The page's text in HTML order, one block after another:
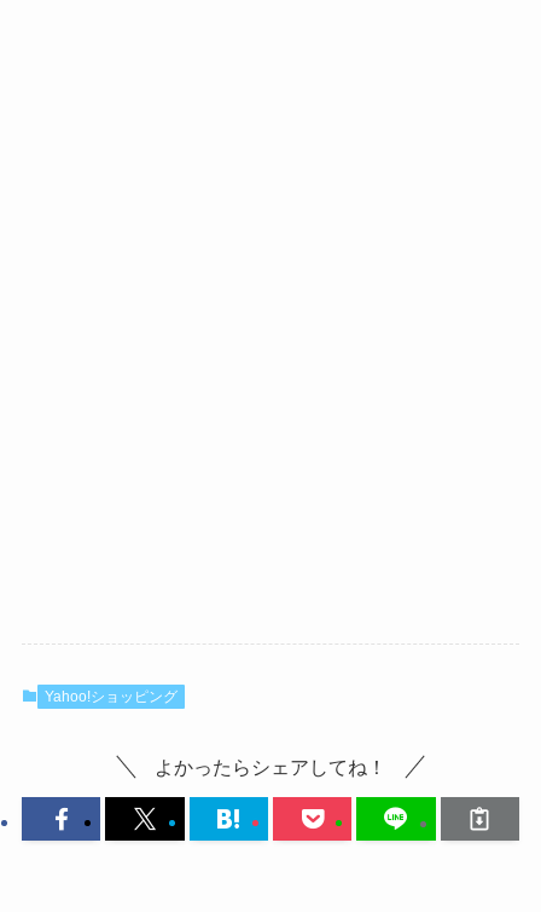
Yahoo!ショッピング
よかったらシェアしてね！